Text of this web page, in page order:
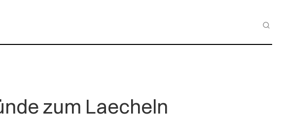
zum Laecheln